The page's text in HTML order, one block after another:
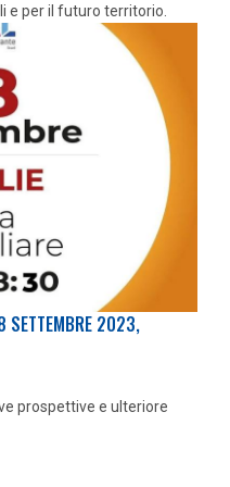
e per il futuro territorio.
SETTEMBRE 2023,
prospettive e ulteriore